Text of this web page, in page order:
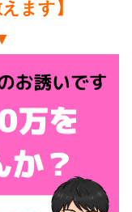
ます】